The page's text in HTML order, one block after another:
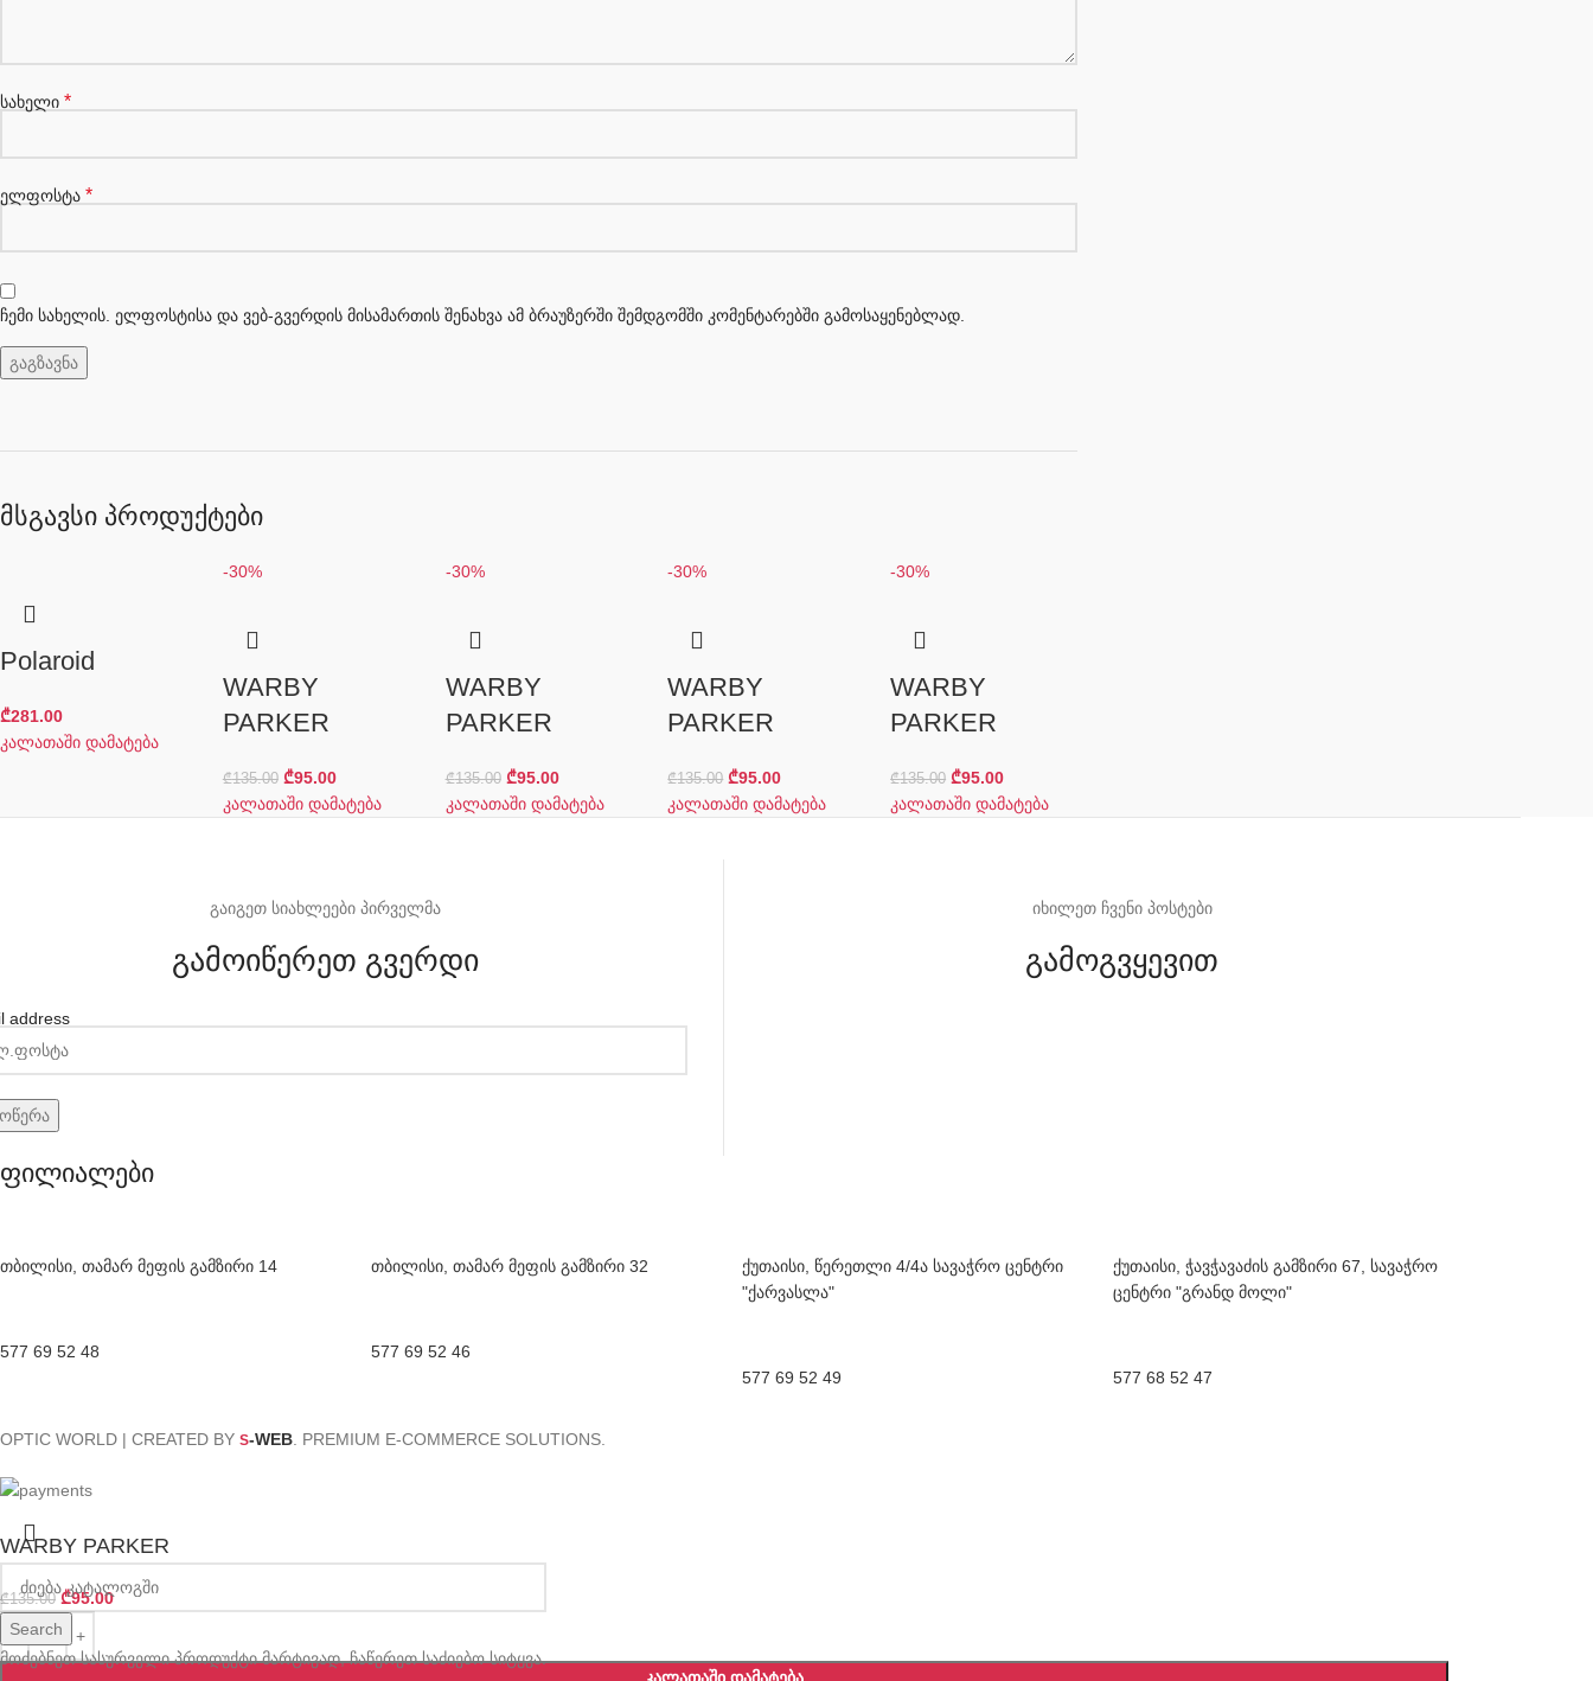
სახელი *
ელფოსტა *
ჩემი სახელის. ელფოსტისა და ვებ-გვერდის მისამართის შენახვა ამ ბრაუზერში შემდგომში კომენტარებში გამოსაყენებლად.
მსგავსი პროდუქტები
Polaroid
₾281.00
კალათაში დამატება
-30%
WARBY
PARKER
₾135.00 ₾95.00
კალათაში დამატება
-30%
WARBY
PARKER
₾135.00 ₾95.00
კალათაში დამატება
-30%
WARBY
PARKER
₾135.00 ₾95.00
კალათაში დამატება
-30%
WARBY
PARKER
₾135.00 ₾95.00
კალათაში დამატება
გაიგეთ სიახლეები პირველმა
გამოიწერეთ გვერდი
address
იხილეთ ჩვენი პოსტები
გამოგვყევით
ფილიალები
თბილისი, თამარ მეფის გამზირი 14
577 69 52 48
თბილისი, თამარ მეფის გამზირი 32
577 69 52 46
ქუთაისი, წერეთლი 4/4ა სავაჭრო ცენტრი
"ქარვასლა"
577 69 52 49
ქუთაისი, ჭავჭავაძის გამზირი 67, სავაჭრო
ცენტრი "გრანდ მოლი"
577 68 52 47
OPTIC WORLD | CREATED BY S-WEB . PREMIUM E-COMMERCE SOLUTIONS.
Search
მოძებნეთ სასურველი პროდუქტი მარტივად, ჩაწერეთ საძიებო სიტყვა.
WARBY PARKER
₾135.00 ₾95.00
ᲙᲐᲚᲐᲗᲐᲨᲘ ᲓᲐᲛᲐᲢᲔᲑᲐ